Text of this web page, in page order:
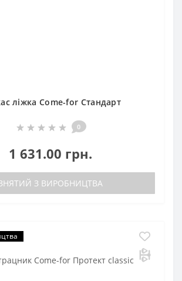
ліжка Come-for Стандарт
0
1 631.00 грн.
З ВИРОБНИЦТВА